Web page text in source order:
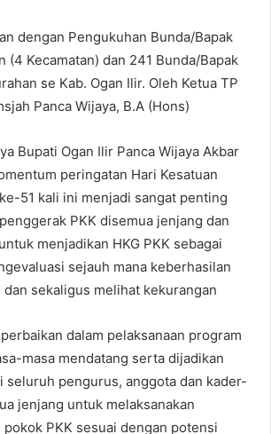
dengan Pengukuhan Bunda/Bapak
(4 Kecamatan) dan 241 Bunda/Bapak
se Kab. Ogan Ilir. Oleh Ketua TP
Panca Wijaya, B.A (Hons)
Bupati Ogan Ilir Panca Wijaya Akbar
peringatan Hari Kesatuan
51 kali ini menjadi sangat penting
PKK disemua jenjang dan
menjadikan HKG PKK sebagai
sejauh mana keberhasilan
sekaligus melihat kekurangan
dalam pelaksanaan program
masa mendatang serta dijadikan
seluruh pengurus, anggota dan kader-
jenjang untuk melaksanakan
PKK sesuai dengan potensi